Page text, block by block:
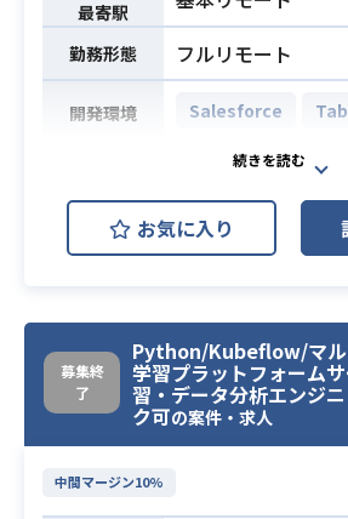
・日々の配車計算
る顧客の業務(1日
・顧客オンボード
・システムの導入
・
用改善支援
必須スキル
・Pythonなどを利
・オペレーション
務に関わった経験
・顧客との折衝経
最寄駅
勤務形態 フルリモート
開発環境 Salesforce
業務内容
・ローコードノー
ーション開発とデ
る営業基盤（ETL
esforce、Tableau
・アプリケーショ
は、各業務部門が
ージのアプリケー
rceに置き換えてい
DX推進部門の1名
お気に入り
募集終
了
Python/Kubeflow/マル
学習プラットフォーム
習・データ分析エンジ
ク可の案件・求人
中間マージン10%